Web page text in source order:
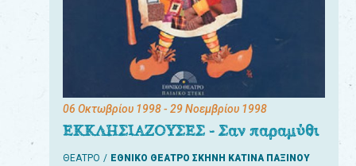
06 Οκτωβρίου 1998- 29 Νοεμβρίου 1998
ΕΚΚΛΗΣΙΑΖΟΥΣΕΣ - Σαν παραμύθι
ΘΕΑΤΡΟ ΕΘΝΙΚΟ ΘΕΑΤΡΟ ΣΚΗΝΗ ΚΑΤΙΝΑ ΠΑΞΙΝΟΥ